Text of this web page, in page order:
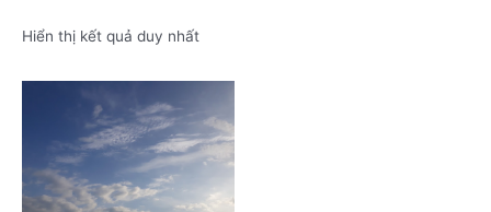
Hiển thị kết quả duy nhất